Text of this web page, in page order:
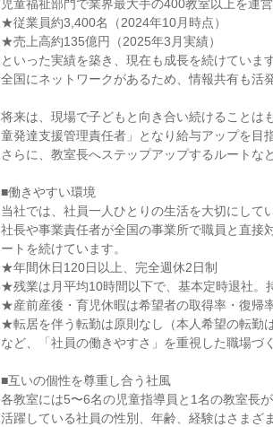
児童福祉部門で業界最大手の400教室以上を運営
★従業員約3,400名（2024年10月時点）
★売上高約135億円（2025年3月実績）
といった実績を築き、現在も成長を続けています
全国にネットワークがあるため、情報共有も活
将来は、現場で子どもと向き合い続けることは
童発達支援管理責任者」となり給与アップを目
さらに、教室長へステップアップするルートな
■働きやすい環境
当社では、社員一人ひとりの生活を大切にして
社長や事業責任者が全国の事業所で職員と直接
ートを続けています。
★年間休日120日以上、完全週休2日制
★残業は月平均10時間以下で、基本定時退社。
★産前産後・育児休暇は希望者の取得率・復帰
★転居を伴う転勤は原則なし（本人希望の転勤
など、「社員の働きやすさ」を重視した職場づ
■互いの個性を尊重し合う社風
各教室には5〜6名の児童指導員と1名の教室長が
活躍している社員の性別、年齢、経験はさまざま